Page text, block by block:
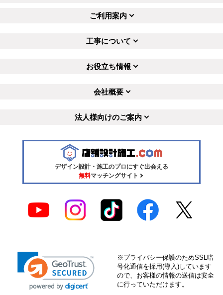
ご利用案内
工事について
お役立ち情報
会社概要
法人様向けのご案内
デザイン設計・施工のプロにすぐ出会える
無料マッチングサイト
※プライバシー保護のためSSL暗
号化通信を採用(導入)しています
ので、お客様の情報の送信は安全
に行っていただけます。